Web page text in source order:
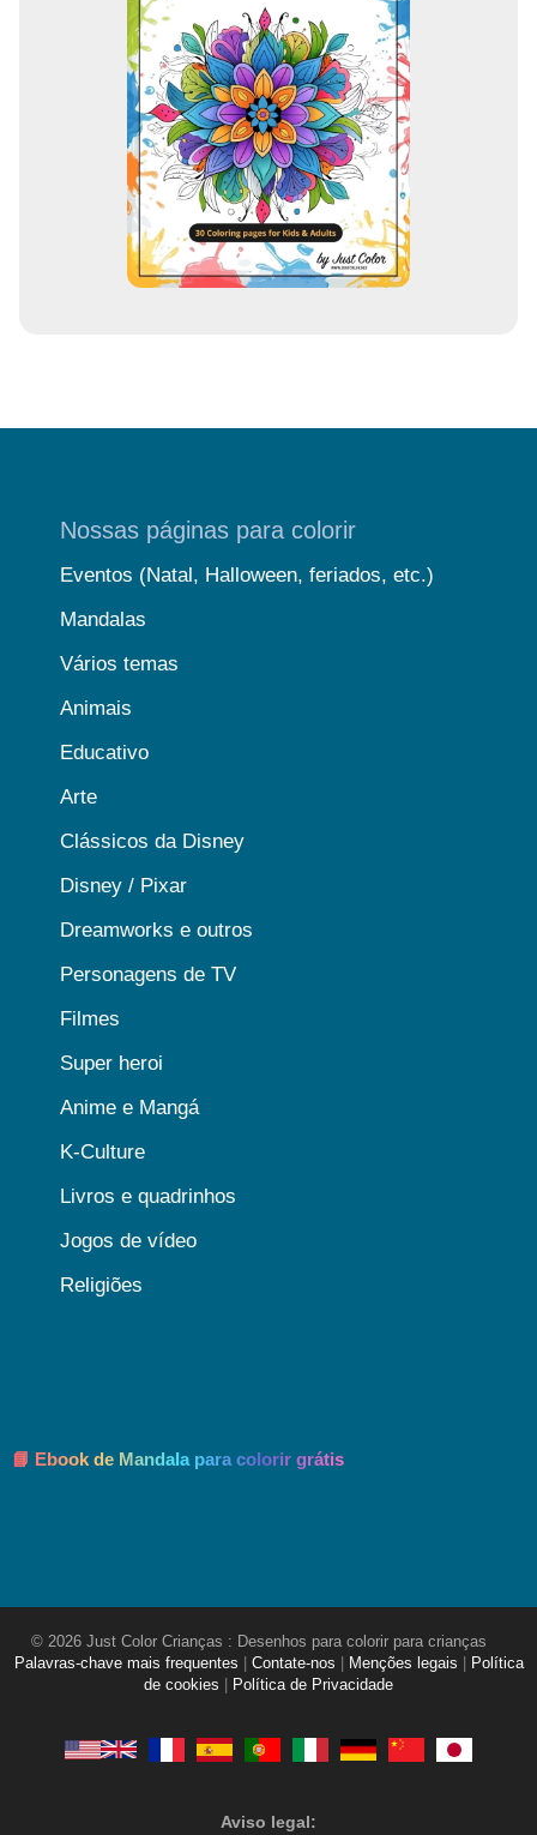
Nossas páginas para colorir
Eventos (Natal, Halloween, feriados, etc.)
Mandalas
Vários temas
Animais
Educativo
Arte
Clássicos da Disney
Disney / Pixar
Dreamworks e outros
Personagens de TV
Filmes
Super heroi
Anime e Mangá
K-Culture
Livros e quadrinhos
Jogos de vídeo
Religiões
📘 Ebook de Mandala para colorir grátis
© 2026 Just Color Crianças : Desenhos para colorir para crianças
Palavras-chave mais frequentes
Contate-nos Menções legais
Política
de cookies
Política de Privacidade
Aviso legal: